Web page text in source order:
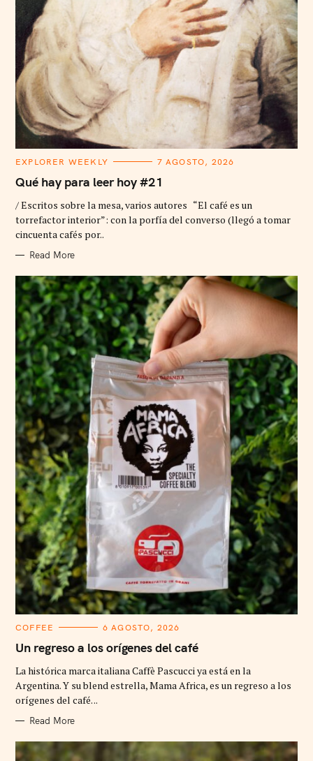
C
T
E
O
R
I
E
EXPLORER WEEKLY 7 AGOSTO, 2026
Qué hay para leer hoy #21
/ Escritos sobre la mesa, varios autores “El café es un
torrefactor interior”: con la porfía del converso (llegó a tomar
cincuenta cafés por..
Read More
C
T
E
O
R
I
E
COFFEE 6 AGOSTO, 2026
Un regreso a los orígenes del café
La histórica marca italiana Caffè Pascucci ya está en la
Argentina. Y su blend estrella, Mama Africa, es un regreso a los
orígenes del café. ..
Read More